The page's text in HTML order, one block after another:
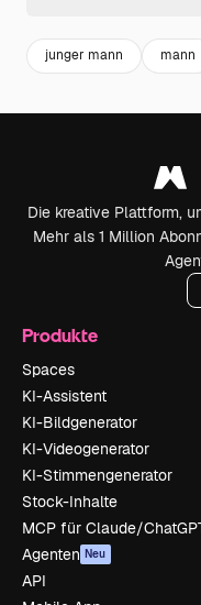
junger mann mann
Die kreative Plattform,
Mehr als 1 Million
Produkte
Spaces
KI-Assistent
KI-Bildgenerator
KI-Videogenerator
KI-Stimmengenerator
Stock-Inhalte
MCP für Claude/
Agenten Neu
API